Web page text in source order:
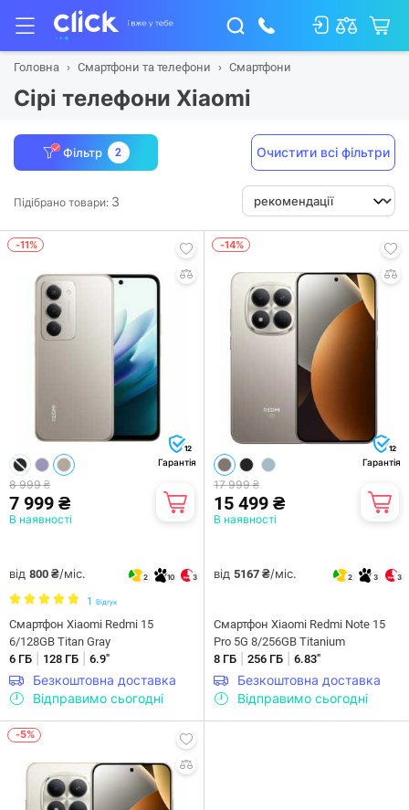
Головна Смартфони та телефони Смартфони
Сірі телефони Xiaomi
Фільтр 2 Очистити всі фільтри
Підібрано товари: 3
-11%
12
Гарантія
8 999 ₴
7 999 ₴
В наявності
від 800 ₴/міс. 2 10 3
1 Відгук
Смартфон Xiaomi Redmi 15
6/128GB Titan Gray
6 ГБ
128 ГБ 6.9"
Безкоштовна доставка
Відправимо сьогодні
-14%
12
Гарантія
17 999 ₴
15 499 ₴
В наявності
від 5167 ₴/міс. 2 3 3
Смартфон Xiaomi Redmi Note 15
Pro 5G 8/256GB Titanium
8 ГБ
256 ГБ 6.83"
Безкоштовна доставка
Відправимо сьогодні
-5%